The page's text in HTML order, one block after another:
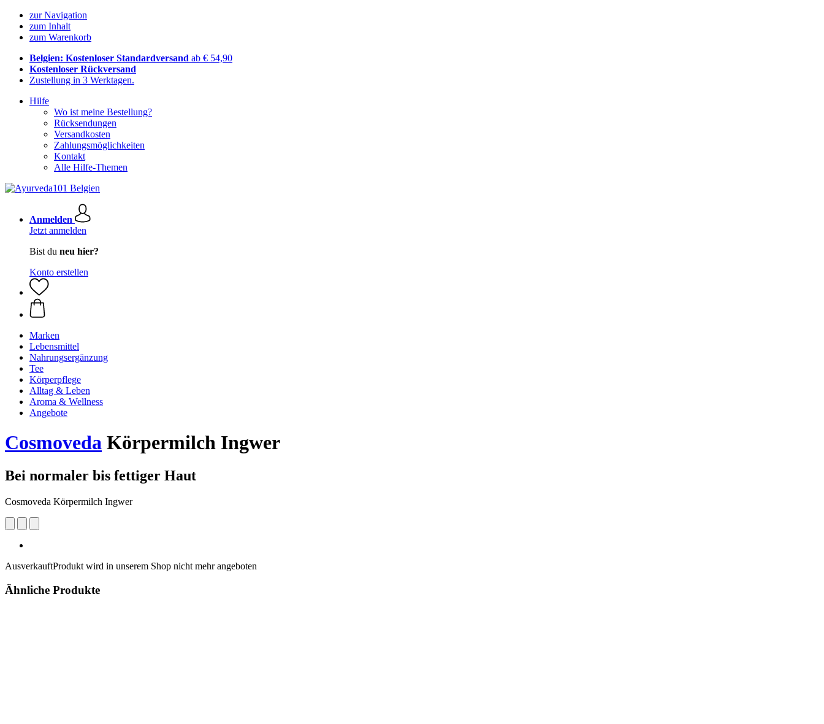
zur Navigation
zum Inhalt
zum Warenkorb
Belgien: Kostenloser Standardversand ab € 54,90
Kostenloser Rückversand
Zustellung in 3 Werktagen.
Hilfe
Wo ist meine Bestellung?
Rücksendungen
Versandkosten
Zahlungsmöglichkeiten
Kontakt
Alle Hilfe-Themen
Anmelden
Jetzt anmelden
Bist du neu hier?
Konto erstellen
Marken
Lebensmittel
Nahrungsergänzung
Tee
Körperpflege
Alltag & Leben
Aroma & Wellness
Angebote
Cosmoveda Körpermilch Ingwer
Bei normaler bis fettiger Haut
Cosmoveda Körpermilch Ingwer
AusverkauftProdukt wird in unserem Shop nicht mehr angeboten
Ähnliche Produkte